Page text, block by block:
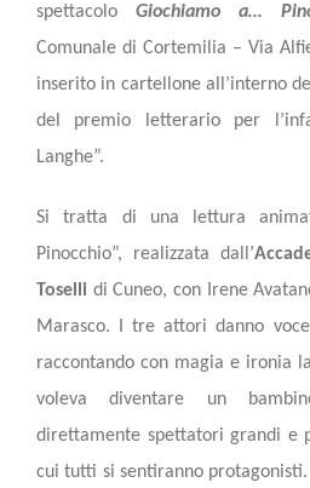
spettacoloGiochiamo a…
Comunale di Cortemilia – Via
inserito in cartellone all’interno
del premio letterario per
Langhe”.
Si tratta di una lettura
Pinocchio”, realizzata dall’
Toselli di Cuneo, con Irene
Marasco. I tre attori danno
raccontando con magia e ironia
voleva diventare un
direttamente spettatori grandi e
cui tutti si sentiranno